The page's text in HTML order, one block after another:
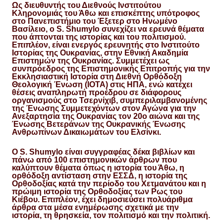
Ως διευθυντής του Διεθνούς Ινστιτούτου
Κληρονομιάς του Άθω και επισκέπτης υπότροφος
στο Πανεπιστήμιο του Έξετερ στο Ηνωμένο
Βασίλειο, ο S. Shumylo συνεχίζει να ερευνά θέματα
που άπτονται της ιστορίας και του πολιτισμού.
Επιπλέον, είναι ενεργός ερευνητής στο Ινστιτούτο
Ιστορίας της Ουκρανίας, στην Εθνική Ακαδημία
Επιστημών της Ουκρανίας. Συμμετέχει ως
συνπρόεδρος της Επιστημονικής Επιτροπής για την
Εκκλησιαστική Ιστορία στη Διεθνή Ορθόδοξη
Θεολογική Ένωση (IOTA) στις ΗΠΑ, ενώ κατέχει
θέσεις αναπληρωτή προέδρου σε διάφορους
οργανισμούς στο Τσερνίχιβ, συμπεριλαμβανομένης
της Ένωσης Συμμετεχόντων στον Αγώνα για την
Ανεξαρτησία της Ουκρανίας τον 20ο αιώνα και της
Ένωσης Βετεράνων της Ουκρανικής Ένωσης
Ανθρωπίνων Δικαιωμάτων του Ελσίνκι.
Ο S. Shumylo είναι συγγραφέας δέκα βιβλίων και
πάνω από 100 επιστημονικών άρθρων που
καλύπτουν θέματα όπως η ιστορία του Άθω, η
ορθόδοξη αντίσταση στην ΕΣΣΔ, η ιστορία της
Ορθοδοξίας κατά την περίοδο του Χετμανάτου και η
πρώιμη ιστορία της Ορθοδοξίας των Ρως του
Κιέβου. Επιπλέον, έχει δημοσιεύσει πολυάριθμα
άρθρα στα μέσα ενημέρωσης σχετικά με την
ιστορία, τη θρησκεία, τον πολιτισμό και την πολιτική.